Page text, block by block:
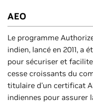
AEO
Le programme
indien, lancé en 2011, a
pour sécuriser et
cesse croissants du
titulaire d'un certificat
indiennes pour assurer